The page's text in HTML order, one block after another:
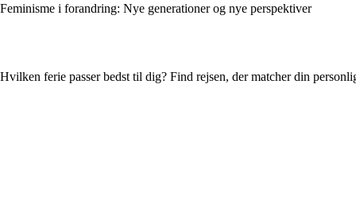
Feminisme i forandring: Nye generationer og nye perspektiver
Hvilken ferie passer bedst til dig? Find rejsen, der matcher din